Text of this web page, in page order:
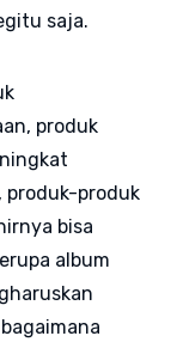
saja.
produk
produk-produk
bisa
album